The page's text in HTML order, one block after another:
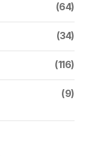
(64)
(34)
(116)
(9)